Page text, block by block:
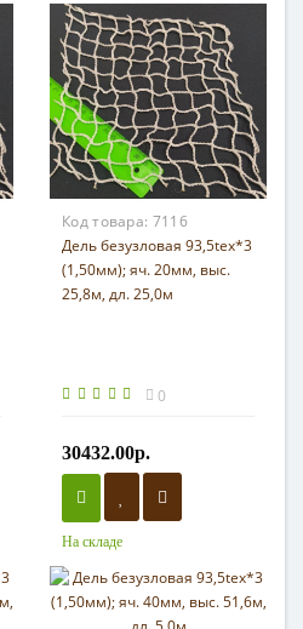
Код товара: 7116
Дель безузловая 93,5tex*3
(1,50мм); яч. 20мм, выс.
25,8м, дл. 25,0м
0
30432.00р.
На складе